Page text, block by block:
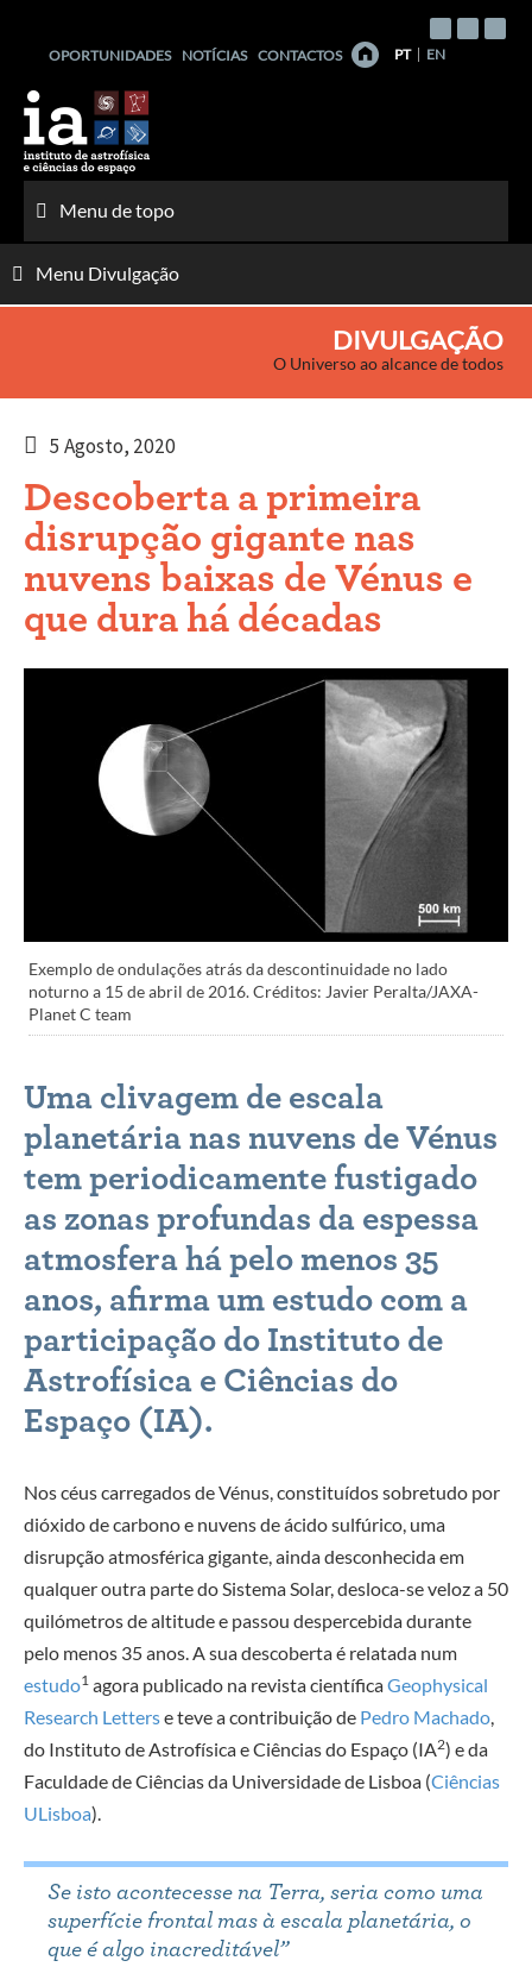
conteúdo
OPORTUNIDADES NOTÍCIAS CONTACTOS PT EN
Menu de topo
Menu Divulgação
DIVULGAÇÃO
O Universo ao alcance de todos
5 Agosto, 2020
Descoberta a primeira
disrupção gigante nas
nuvens baixas de Vénus e
que dura há décadas
Exemplo de ondulações atrás da descontinuidade no lado
noturno a 15 de abril de 2016. Créditos: Javier Peralta/JAXA-
Planet C team
Uma clivagem de escala
planetária nas nuvens de Vénus
tem periodicamente fustigado
as zonas profundas da espessa
atmosfera há pelo menos 35
anos, afirma um estudo com a
participação do Instituto de
Astrofísica e Ciências do
Espaço (IA).
Nos céus carregados de Vénus, constituídos sobretudo por
dióxido de carbono e nuvens de ácido sulfúrico, uma
disrupção atmosférica gigante, ainda desconhecida em
qualquer outra parte do Sistema Solar, desloca-se veloz a 50
quilómetros de altitude e passou despercebida durante
pelo menos 35 anos. A sua descoberta é relatada num
estudo1 agora publicado na revista científicaGeophysical
Research Letterse teve a contribuição de Pedro Machado,
do Instituto de Astrofísica e Ciências do Espaço (IA2) e da
Faculdade de Ciências da Universidade de Lisboa (Ciências
ULisboa).
Se isto acontecesse na Terra, seria como uma
superfície frontal mas à escala planetária, o
que é algo inacreditável”